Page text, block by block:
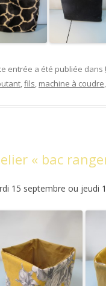
entrée a été publiée dans
,fils, machine à coudre,
« bac
15 septembre ou jeudi